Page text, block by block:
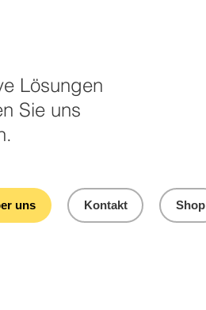
Lösungen
Sie uns
uns Kontakt Shop